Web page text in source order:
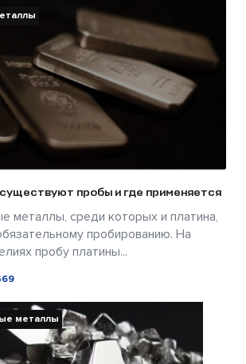
пробы и где применяется
металлы, среди которых и платина,
пробированию. На
пробу платины...
металлы